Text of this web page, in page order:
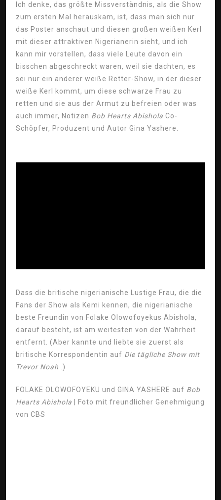
Ich denke, das größte Missverständnis, als die Show
zum ersten Mal herauskam, ist, dass man sich nur
das Poster anschaut und diesen großen weißen Kerl
mit dieser attraktiven Nigerianerin sieht, und ich
kann mir vorstellen, dass viele Leute davon ein
bisschen abgeschreckt waren, weil sie dachten, es
sei nur ein anderer weiße Retter-Show, in der dieser
weiße Kerl kommt, um diese schwarze Frau zu
retten und sie aus der Armut zu befreien oder was
auch immer, Notizen Bob Hearts Abishola Co-
Schöpfer, Produzent und Autor Gina Yashere.
Dass die britische nigerianische Lustige Frau, die die
Fans der Show als Kemi kennen, die nigerianische
beste Freundin von Folake Olowofoyekus Abishola,
darauf besteht, ist am weitesten von der Wahrheit
entfernt. (Aber kannte und liebte sie zuerst als
britische Korrespondentin auf Die tägliche Show mit
Trevor Noah .)
FOLAKE OLOWOFOYEKU und GINA YASHERE auf Bob
Hearts Abishola | Foto mit freundlicher Genehmigung
von CBS